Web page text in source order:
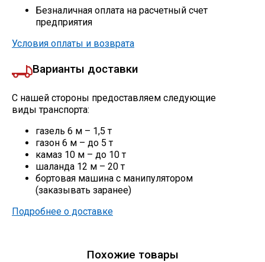
Безналичная оплата на расчетный счет
предприятия
Условия оплаты и возврата
Варианты доставки
С нашей стороны предоставляем следующие
виды транспорта:
газель 6 м – 1,5 т
газон 6 м – до 5 т
камаз 10 м – до 10 т
шаланда 12 м – 20 т
бортовая машина с манипулятором
(заказывать заранее)
Подробнее о доставке
Похожие товары